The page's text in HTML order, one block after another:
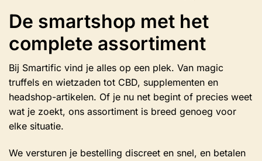
De smartshop met het
complete assortiment
Bij Smartific vind je alles op een plek. Van magic
truffels en wietzaden tot CBD, supplementen en
headshop-artikelen. Of je nu net begint of precies weet
wat je zoekt, ons assortiment is breed genoeg voor
elke situatie.
We versturen je bestelling discreet en snel, en betalen